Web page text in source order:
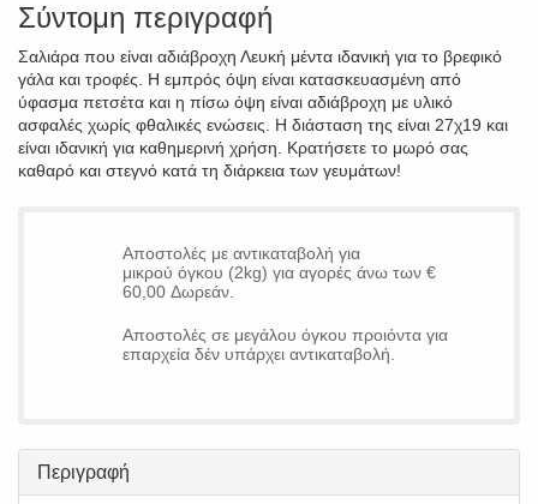
Σύντομη περιγραφή
Σαλιάρα που είναι αδιάβροχη Λευκή μέντα ιδανική για το βρεφικό
γάλα και τροφές. Η εμπρός όψη είναι κατασκευασμένη από
ύφασμα πετσέτα και η πίσω όψη είναι αδιάβροχη με υλικό
ασφαλές χωρίς φθαλικές ενώσεις. Η διάσταση της είναι 27χ19 και
είναι ιδανική για καθημερινή χρήση. Κρατήσετε το μωρό σας
καθαρό και στεγνό κατά τη διάρκεια των γευμάτων!
Αποστολές με αντικαταβολή για
μικρού όγκου (2kg) για αγορές άνω των €
60,00 Δωρεάν.
Αποστολές σε μεγάλου όγκου προιόντα για
επαρχεία δέν υπάρχει αντικαταβολή.
Περιγραφή